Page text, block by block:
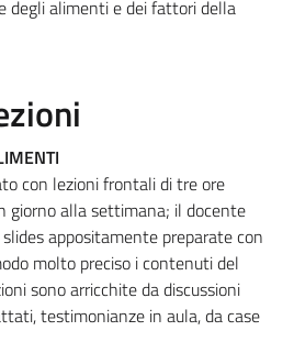
degli alimenti e dei fattori della
con lezioni frontali di tre ore
giorno alla settimana; il docente
appositamente preparate con
molto preciso i contenuti del
sono arricchite da discussioni
testimonianze in aula, da case